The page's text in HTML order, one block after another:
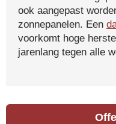
ook aangepast
zonnepanelen. Een
voorkomt hoge
jarenlang tegen alle